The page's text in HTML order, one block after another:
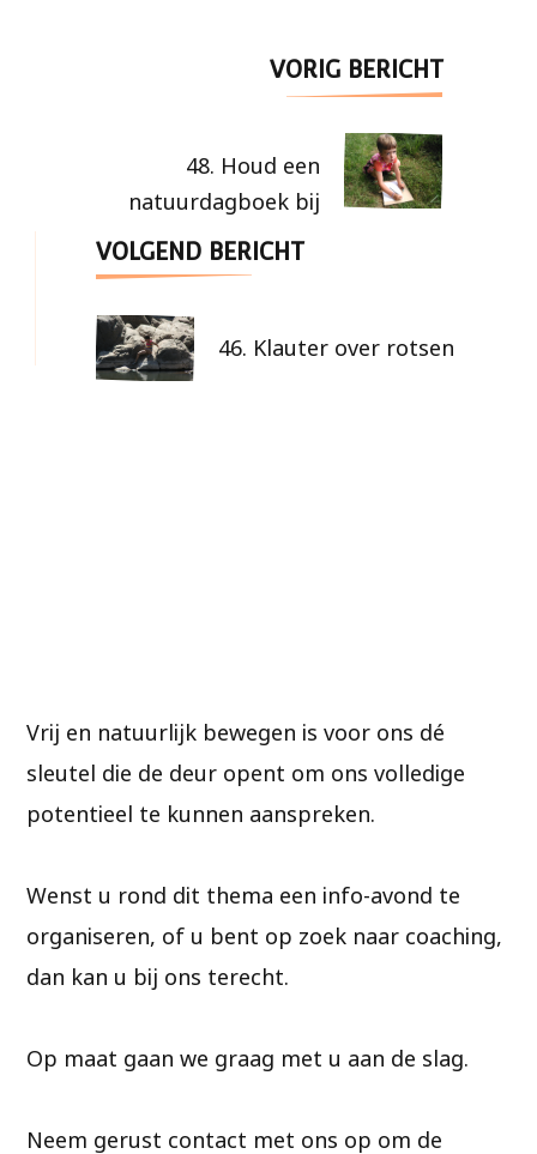
Berichtnavigatie
VORIG BERICHT
48. Houd een
natuurdagboek bij
VOLGEND BERICHT
46. Klauter over rotsen
Vrij en natuurlijk bewegen is voor ons dé
sleutel die de deur opent om ons volledige
potentieel te kunnen aanspreken.
Wenst u rond dit thema een info-avond te
organiseren, of u bent op zoek naar coaching,
dan kan u bij ons terecht.
Op maat gaan we graag met u aan de slag.
Neem gerust contact met ons op om de